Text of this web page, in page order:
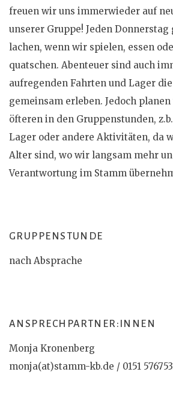
freuen wir uns immerwieder auf
unserer Gruppe! Jeden Donnerstag
lachen, wenn wir spielen, essen
quatschen. Abenteuer sind auch
aufregenden Fahrten und Lager
gemeinsam erleben. Jedoch
öfteren in den Gruppenstunden,
Lager oder andere Aktivitäten, da
Alter sind, wo wir langsam mehr
Verantwortung im Stamm
GRUPPENSTUNDE
nach Absprache
ANSPRECHPARTNER:INNEN
Monja Kronenberg
monja(at)stamm-kb.de / 0151